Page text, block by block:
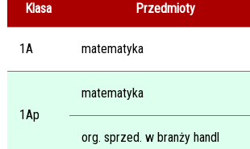
Klasa Przedmioty
1A matematyka
1Ap
matematyka
org. sprzed. w branży handl